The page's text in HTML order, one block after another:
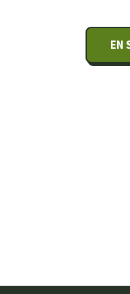
EN